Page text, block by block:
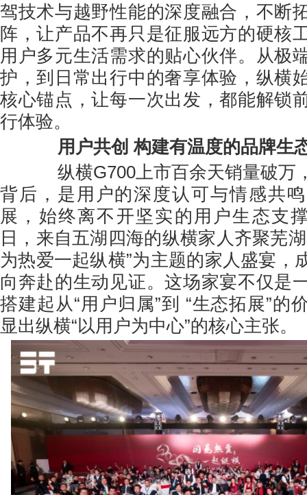
驾技术与越野性能的深度融合，不断
阵，让产品不再只是征服远方的硬核
用户多元生活需求的贴心伙伴。从极
护，到日常出行中的奢享体验，纵横
核心锚点，让每一次出发，都能解锁
行体验。
用户共创 构建有温度的品牌生
纵横G700上市百余天销量破万
背后，是用户的深度认可与情感共
展，始终离不开坚实的用户生态支
日，来自五湖四海的纵横家人齐聚芜
为热爱一起纵横”为主题的家人盛宴，
向奔赴的生动见证。这场家宴不仅是
搭建起从“用户归属”到 “生态拓展”的
显出纵横“以用户为中心”的核心主张。